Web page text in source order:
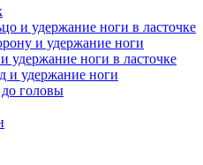
и удержание ноги в ласточке
и удержание ноги
удержание ноги в ласточке
и удержание ноги
головы